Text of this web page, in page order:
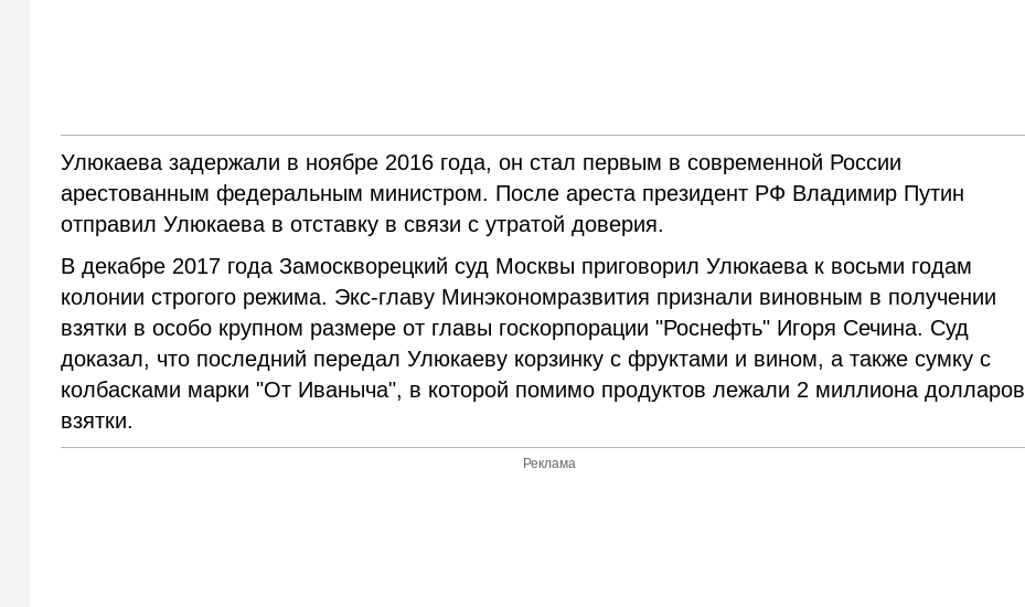
Улюкаева задержали в ноябре 2016 года, он стал первым в современной России
арестованным федеральным министром. После ареста президент РФ Владимир Путин
отправил Улюкаева в отставку в связи с утратой доверия.
В декабре 2017 года Замоскворецкий суд Москвы приговорил Улюкаева к восьми годам
колонии строгого режима. Экс-главу Минэкономразвития признали виновным в получении
взятки в особо крупном размере от главы госкорпорации "Роснефть" Игоря Сечина. Суд
доказал, что последний передал Улюкаеву корзинку с фруктами и вином, а также сумку с
колбасками марки "От Иваныча", в которой помимо продуктов лежали 2 миллиона долларов
взятки.
Реклама